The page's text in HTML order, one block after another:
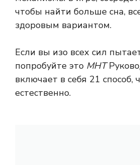
чтобы найти больше сна,
здоровым вариантом.
Если вы изо всех сил
попробуйте это МНТ
включает в себя 21 способ,
естественно.